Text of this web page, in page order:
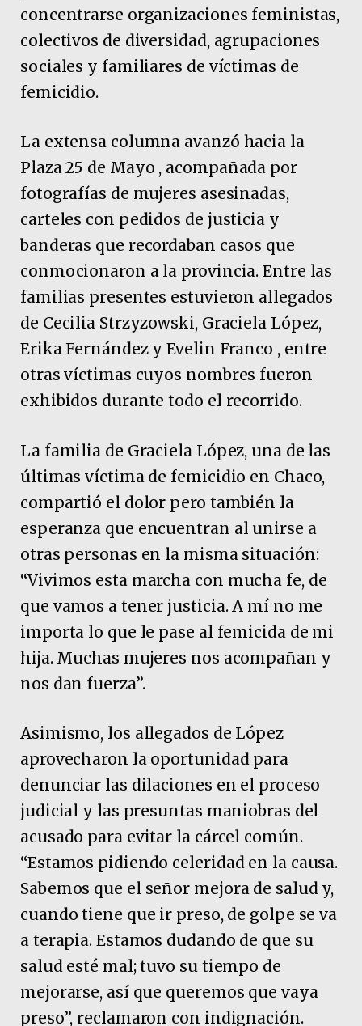
concentrarse organizaciones feministas,
colectivos de diversidad, agrupaciones
sociales y familiares de víctimas de
femicidio.
La extensa columna avanzó hacia la
Plaza 25 de Mayo , acompañada por
fotografías de mujeres asesinadas,
carteles con pedidos de justicia y
banderas que recordaban casos que
conmocionaron a la provincia. Entre las
familias presentes estuvieron allegados
de Cecilia Strzyzowski, Graciela López,
Erika Fernández y Evelin Franco , entre
otras víctimas cuyos nombres fueron
exhibidos durante todo el recorrido.
La familia de Graciela López, una de las
últimas víctima de femicidio en Chaco,
compartió el dolor pero también la
esperanza que encuentran al unirse a
otras personas en la misma situación:
“Vivimos esta marcha con mucha fe, de
que vamos a tener justicia. A mí no me
importa lo que le pase al femicida de mi
hija. Muchas mujeres nos acompañan y
nos dan fuerza”.
Asimismo, los allegados de López
aprovecharon la oportunidad para
denunciar las dilaciones en el proceso
judicial y las presuntas maniobras del
acusado para evitar la cárcel común.
“Estamos pidiendo celeridad en la causa.
Sabemos que el señor mejora de salud y,
cuando tiene que ir preso, de golpe se va
a terapia. Estamos dudando de que su
salud esté mal; tuvo su tiempo de
mejorarse, así que queremos que vaya
preso”, reclamaron con indignación.